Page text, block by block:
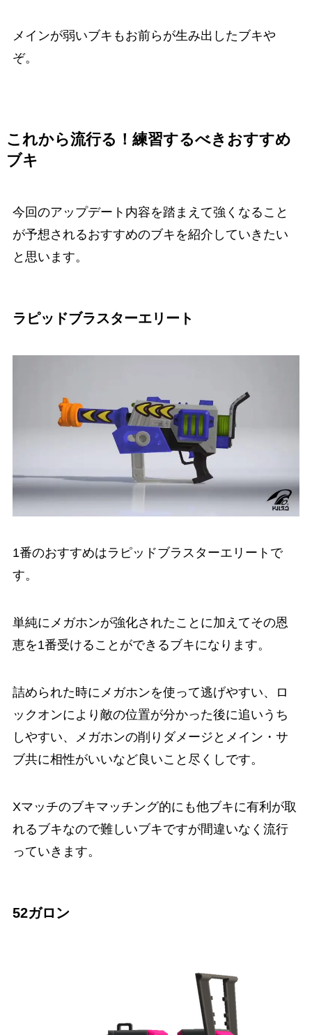
メインが弱いブキもお前らが生み出したブキや
ぞ。
これから流行る！練習するべきおすすめ
ブキ
今回のアップデート内容を踏まえて強くなること
が予想されるおすすめのブキを紹介していきたい
と思います。
ラピッドブラスターエリート
1番のおすすめはラピッドブラスターエリートで
す。
単純にメガホンが強化されたことに加えてその恩
恵を1番受けることができるブキになります。
詰められた時にメガホンを使って逃げやすい、ロ
ックオンにより敵の位置が分かった後に追いうち
しやすい、メガホンの削りダメージとメイン・サ
ブ共に相性がいいなど良いこと尽くしです。
Xマッチのブキマッチング的にも他ブキに有利が取
れるブキなので難しいブキですが間違いなく流行
っていきます。
52ガロン